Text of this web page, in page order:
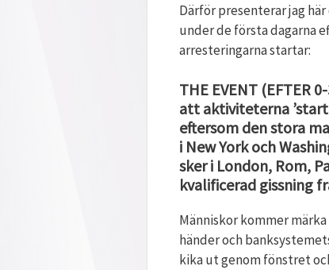
Därför presenterar jag
under de första dagarna
arresteringarna startar:
THE EVENT (EFTER
att aktiviteterna
eftersom den stora
i New York och
sker i London, Rom,
kvalificerad gissning
Människor kommer
händer och
kika ut genom fönstret